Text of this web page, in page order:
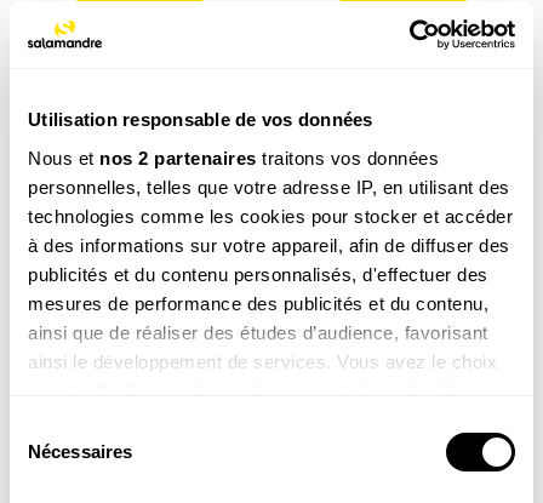
Utilisation responsable de vos données
Nous et nos 2 partenaires traitons vos données
personnelles, telles que votre adresse IP, en utilisant des
technologies comme les cookies pour stocker et accéder
à des informations sur votre appareil, afin de diffuser des
publicités et du contenu personnalisés, d'effectuer des
mesures de performance des publicités et du contenu,
ainsi que de réaliser des études d’audience, favorisant
ainsi le développement de services. Vous avez le choix
tout moment en consultant la Déclaration relative aux
cookies ou en cliquant sur l'icône de confidentialité.
Nécessaires
Le grand livre de la
nature
69.00€
COMMANDER
Les plantes
sauvages
49.00€
COMMANDER